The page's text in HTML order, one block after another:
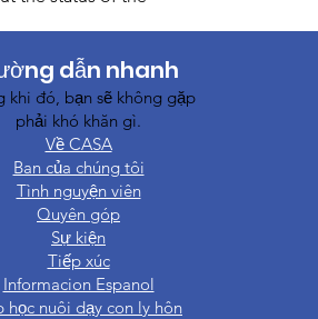
dẫn nhanh
khi đó, bạn sẽ không gặp
phải khó khăn gì.
Về CASA
Ban của chúng tôi
Tình nguyện viên
Quyên góp
Sự kiện
Tiếp xúc
Informacion Espanol
học nuôi dạy con ly hôn